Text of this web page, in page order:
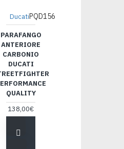
DucatiPQD156
PARAFANGO
ANTERIORE
CARBONIO
DUCATI
QUALITY
138,00€